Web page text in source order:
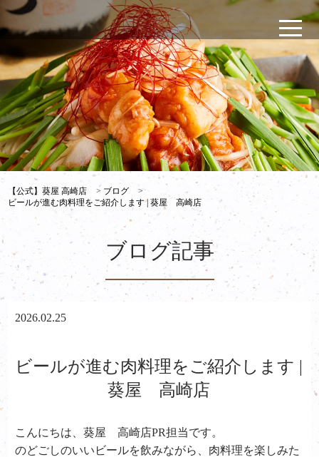
【公式】葵屋 高崎店 > ブログ
>
ビールが進む肉料理をご紹介します | 葵屋 高崎店
ブログ記事
2026.02.25
ビールが進む肉料理をご紹介します |
葵屋 高崎店
こんにちは、葵屋 高崎店PR担当です。
のどごしのいいビールを飲みながら、肉料理を楽しみた